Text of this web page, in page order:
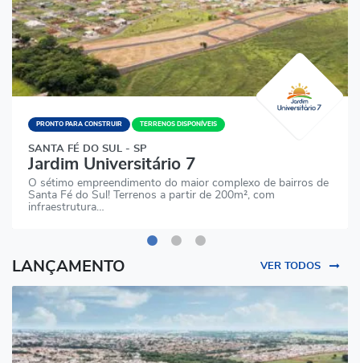
PRONTO PARA CONSTRUIR TERRENOS DISPONÍVEIS
SANTA FÉ DO SUL - SP
Jardim Universitário 7
O sétimo empreendimento do maior complexo de bairros de
Santa Fé do Sul! Terrenos a partir de 200m², com
infraestrutura…
LANÇAMENTO VER TODOS